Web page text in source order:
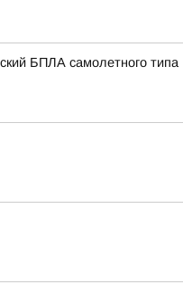
БПЛА самолетного типа